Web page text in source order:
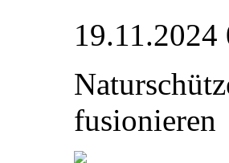
19.11.2024
fusionieren